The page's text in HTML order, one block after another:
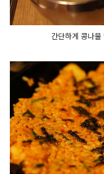
간단하게 콩나